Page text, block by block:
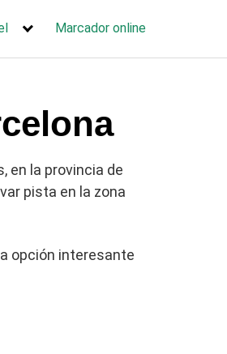
Marcador online
en la provincia de
pista en la zona
opción interesante